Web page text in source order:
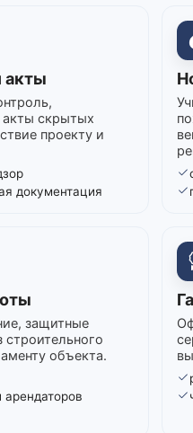
акты
скрытых
проекту и
документация
защитные
объекта.
арендаторов